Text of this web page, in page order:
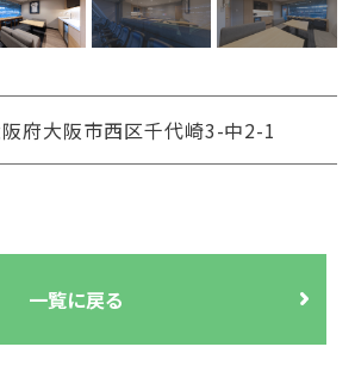
府大阪市西区千代崎3-中2-1
一覧に戻る